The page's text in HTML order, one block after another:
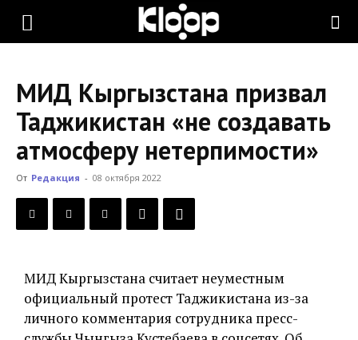
KLOOP.KG
Новости
Кыргызстана
МИД Кыргызстана призвал
Таджикистан «не создавать
атмосферу нетерпимости»
От Редакция - 08 октября 2022
МИД Кыргызстана считает неуместным
официальный протест Таджикистана из-за
личного комментария сотрудника пресс-